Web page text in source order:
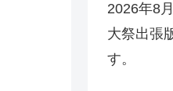
2026年8
大祭出張
す。